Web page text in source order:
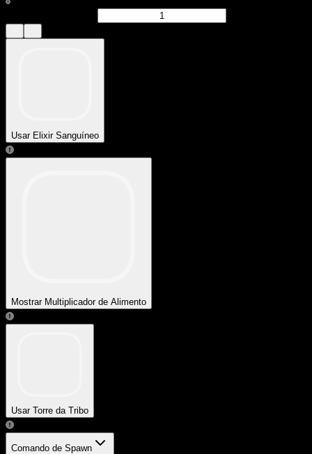
Usar Elixir Sanguíneo
Mostrar Multiplicador de Alimento
Usar Torre da Tribo
Comando de Spawn